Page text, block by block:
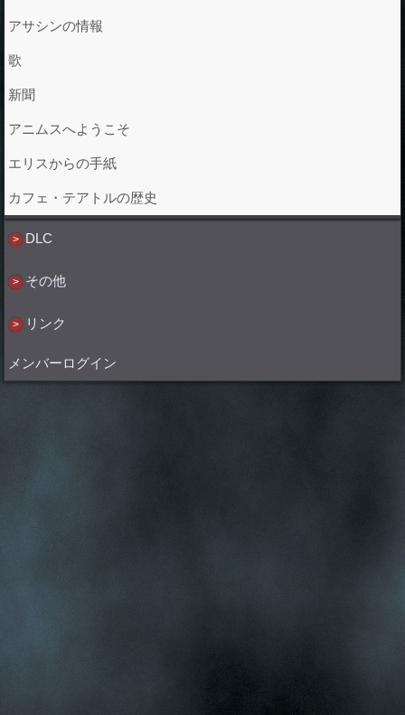
アサシンの情報
歌
新聞
アニムスへようこそ
エリスからの手紙
カフェ・テアトルの歴史
DLC
その他
リンク
メンバーログイン